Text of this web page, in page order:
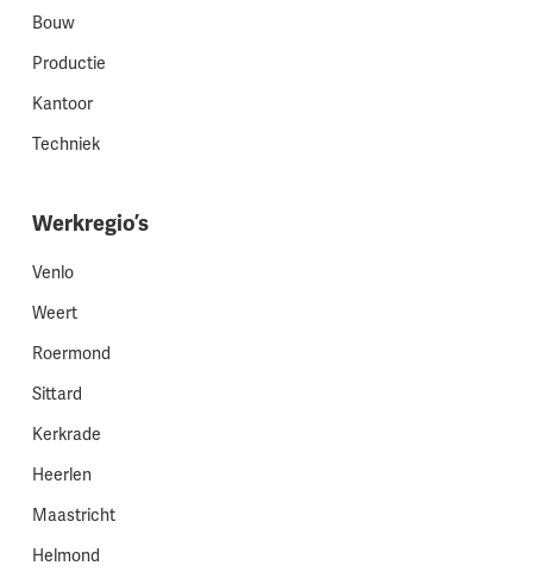
Bouw
Productie
Kantoor
Techniek
Werkregio’s
Venlo
Weert
Roermond
Sittard
Kerkrade
Heerlen
Maastricht
Helmond